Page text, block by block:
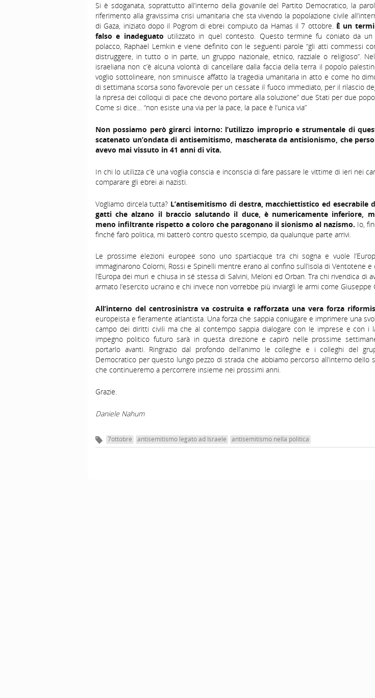
Si è sdoganata, soprattutto all’interno della giovanile del Partito Democratico, la
riferimento alla gravissima crisi umanitaria che sta vivendo la popolazione civile
di Gaza, iniziato dopo il Pogrom di ebrei compiuto da Hamas il 7 ottobre. È un
falso e inadeguato utilizzato in quel contesto. Questo termine fu coniato da un
polacco, Raphael Lemkin e viene definito con le seguenti parole “gli atti commessi
distruggere, in tutto o in parte, un gruppo nazionale, etnico, razziale o religioso”.
israeliana non c’è alcuna volontà di cancellare dalla faccia della terra il popolo
voglio sottolineare, non sminuisce affatto la tragedia umanitaria in atto e come ho
di settimana scorsa sono favorevole per un cessate il fuoco immediato, per il rilascio
la ripresa dei colloqui di pace che devono portare alla soluzione” due Stati per due
Come si dice… “non esiste una via per la pace, la pace è l’unica via”
Non possiamo però girarci intorno: l’utilizzo improprio e strumentale di
scatenato un’ondata di antisemitismo, mascherata da antisionismo, che
avevo mai vissuto in 41 anni di vita.
In chi lo utilizza c’è una voglia conscia e inconscia di fare passare le vittime di ieri nei
comparare gli ebrei ai nazisti.
Vogliamo dircela tutta? L’antisemitismo di destra, macchiettistico ed esecrabile
gatti che alzano il braccio salutando il duce, è numericamente inferiore,
meno infiltrante rispetto a coloro che paragonano il sionismo al nazismo. Io,
finché farò politica, mi batterò contro questo scempio, da qualunque parte arrivi.
Le prossime elezioni europee sono uno spartiacque tra chi sogna e vuole
immaginarono Colorni, Rossi e Spinelli mentre erano al confino sull’isola di Ventotene e
l’Europa dei muri e chiusa in sé stessa di Salvini, Meloni ed Orban. Tra chi rivendica di
armato l’esercito ucraino e chi invece non vorrebbe più inviargli le armi come Giuseppe
All’interno del centrosinistra va costruita e rafforzata una vera forza
europeista e fieramente atlantista. Una forza che sappia coniugare e imprimere una
campo dei diritti civili ma che al contempo sappia dialogare con le imprese e con i
impegno politico futuro sarà in questa direzione e capirò nelle prossime
portarlo avanti. Ringrazio dal profondo dell’animo le colleghe e i colleghi del
Democratico per questo lungo pezzo di strada che abbiamo percorso all’interno dello
che continueremo a percorrere insieme nei prossimi anni.
Grazie.
Daniele Nahum
7ottobre antisemitismo legato ad Israele antisemitismo nella politica